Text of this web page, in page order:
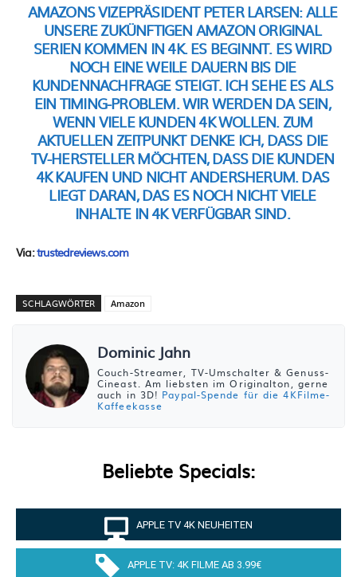
AMAZONS VIZEPRÄSIDENT PETER LARSEN:ALLE
UNSERE ZUKÜNFTIGEN AMAZON ORIGINAL
SERIEN KOMMEN IN 4K. ES BEGINNT. ES WIRD
NOCH EINE WEILE DAUERN BIS DIE
KUNDENNACHFRAGE STEIGT. ICH SEHE ES ALS
EIN TIMING-PROBLEM. WIR WERDEN DA SEIN,
WENN VIELE KUNDEN 4K WOLLEN. ZUM
AKTUELLEN ZEITPUNKT DENKE ICH, DASS DIE
TV-HERSTELLER MÖCHTEN, DASS DIE KUNDEN
4K KAUFEN UND NICHT ANDERSHERUM. DAS
LIEGT DARAN, DAS ES NOCH NICHT VIELE
INHALTE IN 4K VERFÜGBAR SIND.
Via:trustedreviews.com
SCHLAGWÖRTER Amazon
Dominic Jahn
Couch-Streamer, TV-Umschalter & Genuss-
Cineast. Am liebsten im Originalton, gerne
auch in 3D! Paypal-Spende für die 4KFilme-
Kaffeekasse
Beliebte Specials:
APPLE TV 4K NEUHEITEN
APPLE TV: 4K FILME AB 3.99€